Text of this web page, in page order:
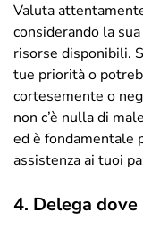
Valuta
considerando la
risorse disponibili.
tue priorità o
cortesemente o
non c’è nulla di
ed è fondamentale
assistenza ai tuoi
4. Delega